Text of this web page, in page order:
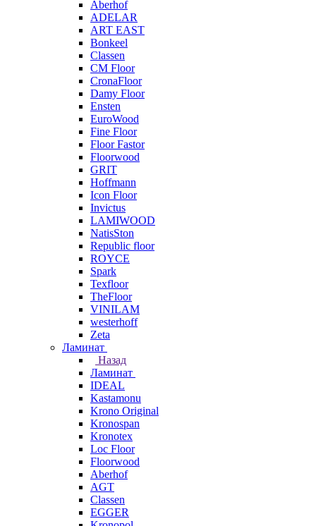
Aberhof
ADELAR
ART EAST
Bonkeel
Classen
CM Floor
CronaFloor
Damy Floor
Ensten
EuroWood
Fine Floor
Floor Fastor
Floorwood
GRIT
Hoffmann
Icon Floor
Invictus
LAMIWOOD
NatisSton
Republic floor
ROYCE
Spark
Texfloor
TheFloor
VINILAM
westerhoff
Zeta
Ламинат
Назад
Ламинат
IDEAL
Kastamonu
Krono Original
Kronospan
Kronotex
Loc Floor
Floorwood
Aberhof
AGT
Classen
EGGER